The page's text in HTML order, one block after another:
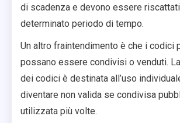
di scadenza e devono essere
determinato periodo di tempo.
Un altro fraintendimento è che i codici
possano essere condivisi o venduti.
dei codici è destinata all’uso
diventare non valida se condivisa
utilizzata più volte.